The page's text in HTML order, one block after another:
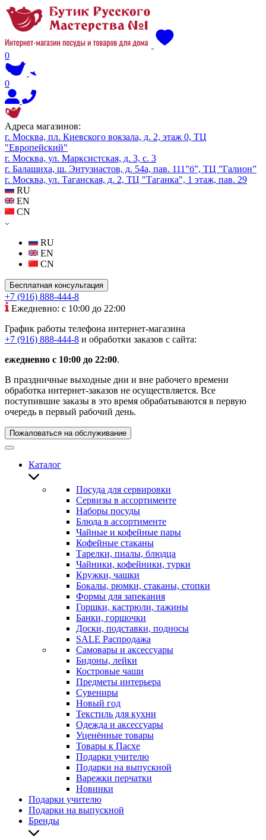
0
0
Адреса магазинов:
г. Москва, пл. Киевского вокзала, д. 2, этаж 0, ТЦ
"Европейский"
г. Москва, ул. Марксистская, д. 3, с. 3
г. Балашиха, ш. Энтузиастов, д. 54а, пав. 111”б”, ТЦ ”Галион”
г. Москва, ул. Таганская, д. 2, ТЦ "Таганка", 1 этаж, пав. 29
RU
EN
CN
RU
EN
CN
Бесплатная консультация
+7 (916) 888-444-8
Ежедневно: с 10:00 до 22:00
График работы телефона интернет-магазина
+7 (916) 888-444-8 и обработки заказов с сайта:
ежедневно с 10:00 до 22:00.
В праздничные выходные дни и вне рабочего времени
обработка интернет-заказов не осуществляется. Все
поступившие заказы в это время обрабатываются в первую
очередь в первый рабочий день.
Пожаловаться на обслуживание
Каталог
Посуда для сервировки
Сервизы в ассортименте
Наборы посуды
Блюда в ассортименте
Чайные и кофейные пары
Кофейные стаканы
Тарелки, пиалы, блюдца
Чайники, кофейники, турки
Кружки, чашки
Бокалы, рюмки, стаканы, стопки
Формы для запекания
Горшки, кастрюли, тажины
Банки, горшочки
Доски, подставки, подносы
SALE Распродажа
Самовары и аксессуары
Бидоны, лейки
Костровые чаши
Предметы интерьера
Сувениры
Новый год
Текстиль для кухни
Одежда и аксессуары
Уценённые товары
Товары к Пасхе
Подарки учителю
Подарки на выпускной
Варежки перчатки
Новинки
Подарки учителю
Подарки на выпускной
Бренды